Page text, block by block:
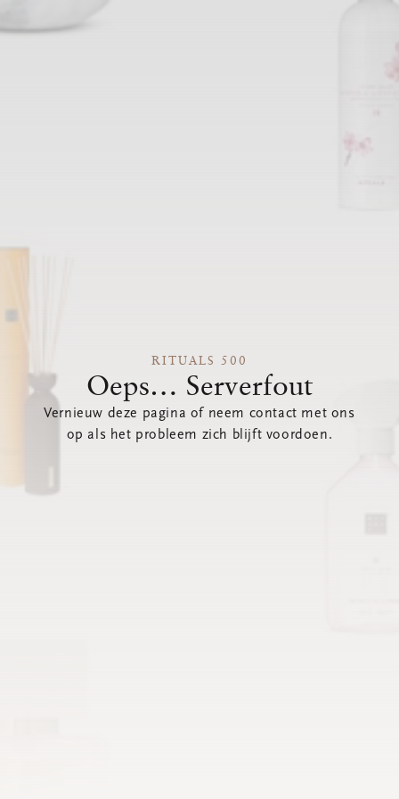
RITUALS 500
Oeps… Serverfout
Vernieuw deze pagina of neem contact met ons
op als het probleem zich blijft voordoen.